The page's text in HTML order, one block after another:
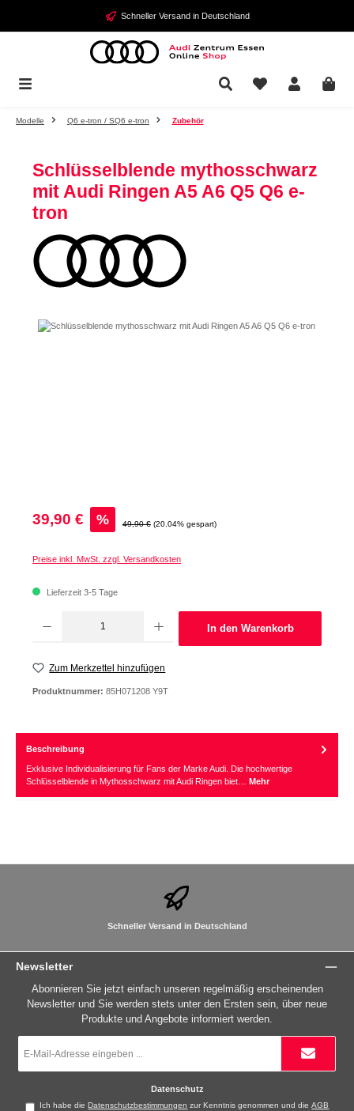
Zum Hauptinhalt springen Schneller Versand in Deutschland
Modelle Q6 e-tron / SQ6 e-tron Zubehör
Schlüsselblende mythosschwarz
mit Audi Ringen A5 A6 Q5 Q6 e-
tron
Bildergalerie überspringen
Verkaufspreis:
39,90 € % Regulärer Preis:
49,90 € (20.04% gespart)
Preise inkl. MwSt. zzgl. Versandkosten
Lieferzeit 3-5 Tage
In den Warenkorb
Zum Merkzettel hinzufügen
Produktnummer: 85H071208 Y9T
Beschreibung
Exklusive Individualisierung für Fans der Marke Audi. Die hochwertige
Schlüsselblende in Mythosschwarz mit Audi Ringen biet… Mehr
Schneller Versand in Deutschland
Newsletter
Abonnieren Sie jetzt einfach unseren regelmäßig erscheinenden
Newsletter und Sie werden stets unter den Ersten sein, über neue
Produkte und Angebote informiert werden.
Mail-
Datenschutz
Ich habe dieDatenschutzbestimmungen zur Kenntnis genommen und dieAGB